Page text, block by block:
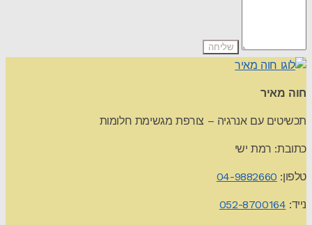
חוה מאיר
תכשיטים עם אנרגיה – צורפת מגשימת חלומות
כתובת: רמת ישי
טלפון: 04-9882660
נייד: 052-8700164